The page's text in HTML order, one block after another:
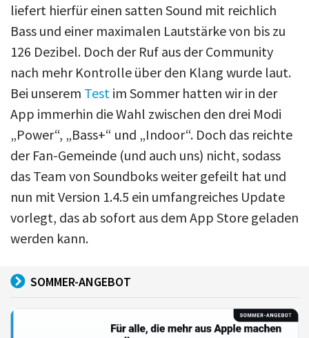
liefert hierfür einen satten Sound mit reichlich
Bass und einer maximalen Lautstärke von bis zu
126 Dezibel. Doch der Ruf aus der Community
nach mehr Kontrolle über den Klang wurde laut.
Bei unserem Test im Sommer hatten wir in der
App immerhin die Wahl zwischen den drei Modi
„Power“, „Bass+“ und „Indoor“. Doch das reichte
der Fan-Gemeinde (und auch uns) nicht, sodass
das Team von Soundboks weiter gefeilt hat und
nun mit Version 1.4.5 ein umfangreiches Update
vorlegt, das ab sofort aus dem App Store geladen
werden kann.
SOMMER-ANGEBOT